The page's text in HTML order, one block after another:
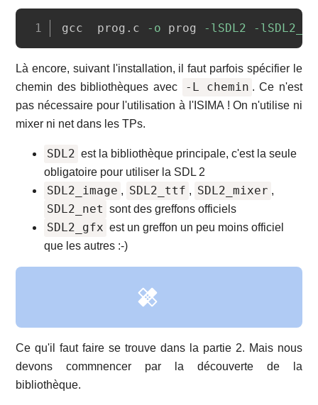
gcc  prog.c -o prog -lSDL2 - Copy
Là encore, suivant l'installation, il faut parfois spécifier le
chemin des bibliothèques avec
-L chemin . Ce n'est
pas nécessaire pour l'utilisation à l'ISIMA ! On n'utilise ni
mixer ni net dans les TPs.
SDL2 est la bibliothèque principale, c'est la seule
obligatoire pour utiliser la SDL 2
SDL2_image , SDL2_ttf , SDL2_mixer ,
SDL2_net sont des greffons officiels
SDL2_gfx est un greffon un peu moins officiel
que les autres :-)
Ce qu'il faut faire se trouve dans la partie 2. Mais nous
devons commnencer par la découverte de la
bibliothèque.